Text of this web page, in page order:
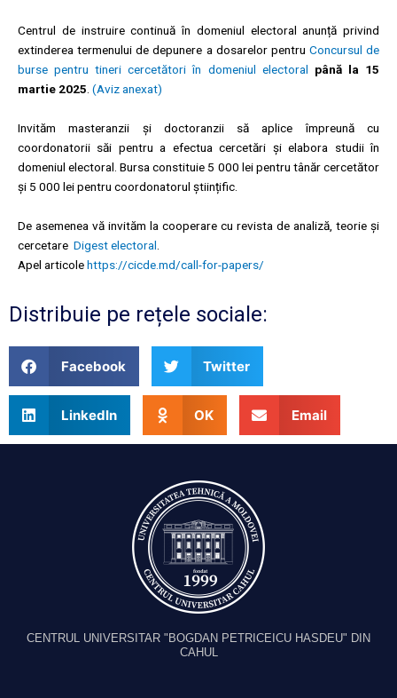
Centrul de instruire continuă în domeniul electoral anunță privind
extinderea termenului de depunere a dosarelor pentru Concursul de
burse pentru tineri cercetători în domeniul electoral până la 15
martie 2025. (Aviz anexat)
Invităm masteranzii și doctoranzii să aplice împreună cu
coordonatorii săi pentru a efectua cercetări și elabora studii în
domeniul electoral. Bursa constituie 5 000 lei pentru tânăr cercetător
și 5 000 lei pentru coordonatorul științific.
De asemenea vă invităm la cooperare cu revista de analiză, teorie și
cercetare Digest electoral.
Apel articolehttps://cicde.md/call-for-papers/
Distribuie pe rețele sociale:
Facebook Twitter
LinkedIn OK Email
CENTRUL UNIVERSITAR "BOGDAN PETRICEICU HASDEU" DIN
CAHUL